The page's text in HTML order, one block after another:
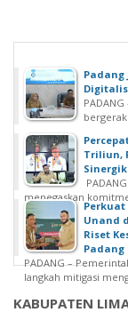
Padang
Triliun,
menegaskan
Unand
Riset
Padang
PADANG –
langkah mitigasi
KABUPATEN